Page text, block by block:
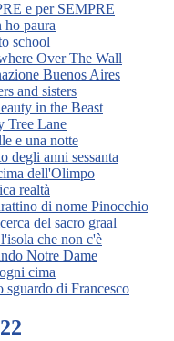
e per SEMPRE
ho paura
school
Over The Wall
Buenos Aires
and sisters
in the Beast
Tree Lane
e una notte
degli anni sessanta
dell'Olimpo
realtà
di nome Pinocchio
del sacro graal
che non c'è
Notre Dame
cima
sguardo di Francesco